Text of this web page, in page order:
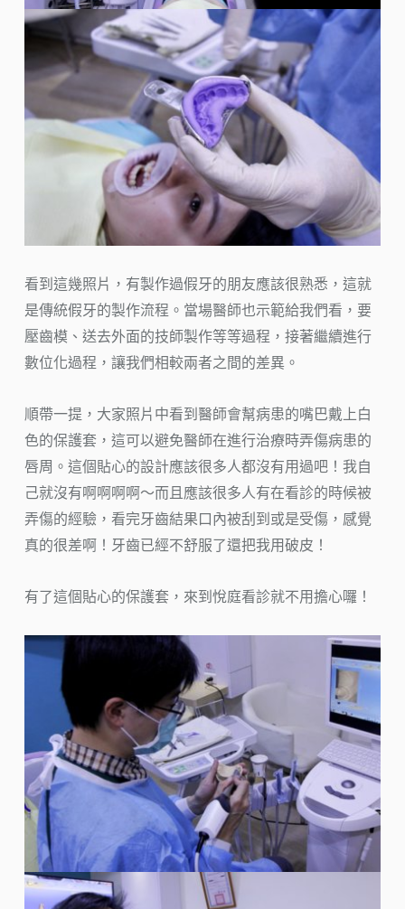
看到這幾照片，有製作過假牙的朋友應該很熟悉，這就
是傳統假牙的製作流程。當場醫師也示範給我們看，要
壓齒模、送去外面的技師製作等等過程，接著繼續進行
數位化過程，讓我們相較兩者之間的差異。
順帶一提，大家照片中看到醫師會幫病患的嘴巴戴上白
色的保護套，這可以避免醫師在進行治療時弄傷病患的
唇周。這個貼心的設計應該很多人都沒有用過吧！我自
己就沒有啊啊啊啊～而且應該很多人有在看診的時候被
弄傷的經驗，看完牙齒結果口內被刮到或是受傷，感覺
真的很差啊！牙齒已經不舒服了還把我用破皮！
有了這個貼心的保護套，來到悅庭看診就不用擔心囉！